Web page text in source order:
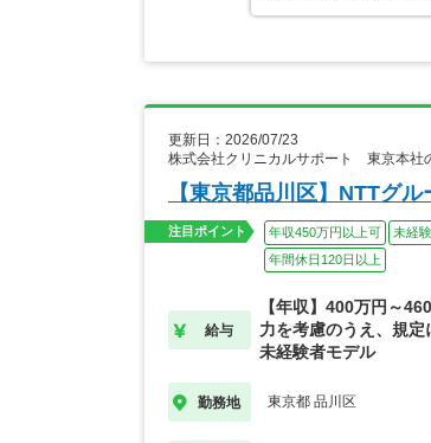
更新日：2026/07/23
株式会社クリニカルサポート 東京本社
【東京都品川区】NTTグ
注目ポイント 年収450万円以上可 未経
年間休日120日以上
給与
【年収】400万円～
力を考慮のうえ、規
未経験者モデル
勤務地 東京都 品川区